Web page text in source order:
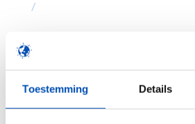
Toestemming Details
/
Deel dit stuk